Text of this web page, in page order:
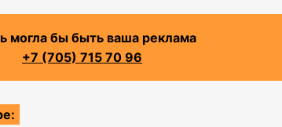
могла бы быть ваша реклама
+7 (705) 715 70 96